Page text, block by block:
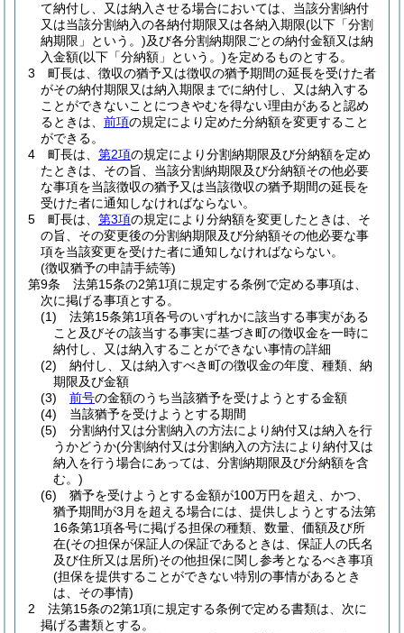
て納付し、又は納入させる場合においては、当該分割納付
又は当該分割納入の各納付期限又は各納入期限(以下「分割
納期限」という。)及び各分割納期限ごとの納付金額又は納
入金額(以下「分納額」という。)を定めるものとする。
3
町長は、徴収の猶予又は徴収の猶予期間の延長を受けた者
がその納付期限又は納入期限までに納付し、又は納入する
ことができないことにつきやむを得ない理由があると認め
るときは、 前項の規定により定めた分納額を変更すること
ができる。
4
町長は、 第2項の規定により分割納期限及び分納額を定め
たときは、その旨、当該分割納期限及び分納額その他必要
な事項を当該徴収の猶予又は当該徴収の猶予期間の延長を
受けた者に通知しなければならない。
5
町長は、 第3項の規定により分納額を変更したときは、そ
の旨、その変更後の分割納期限及び分納額その他必要な事
項を当該変更を受けた者に通知しなければならない。
(徴収猶予の申請手続等)
第9条
法第15条の2第1項に規定する条例で定める事項は、
次に掲げる事項とする。
(1)
法第15条第1項各号のいずれかに該当する事実がある
こと及びその該当する事実に基づき町の徴収金を一時に
納付し、又は納入することができない事情の詳細
(2)
納付し、又は納入すべき町の徴収金の年度、種類、納
期限及び金額
(3)
前号の金額のうち当該猶予を受けようとする金額
(4)
当該猶予を受けようとする期間
(5)
分割納付又は分割納入の方法により納付又は納入を行
うかどうか(分割納付又は分割納入の方法により納付又は
納入を行う場合にあっては、分割納期限及び分納額を含
む。)
(6)
猶予を受けようとする金額が100万円を超え、かつ、
猶予期間が3月を超える場合には、提供しようとする法第
16条第1項各号に掲げる担保の種類、数量、価額及び所
在(その担保が保証人の保証であるときは、保証人の氏名
及び住所又は居所)その他担保に関し参考となるべき事項
(担保を提供することができない特別の事情があるとき
は、その事情)
2
法第15条の2第1項に規定する条例で定める書類は、次に
掲げる書類とする。